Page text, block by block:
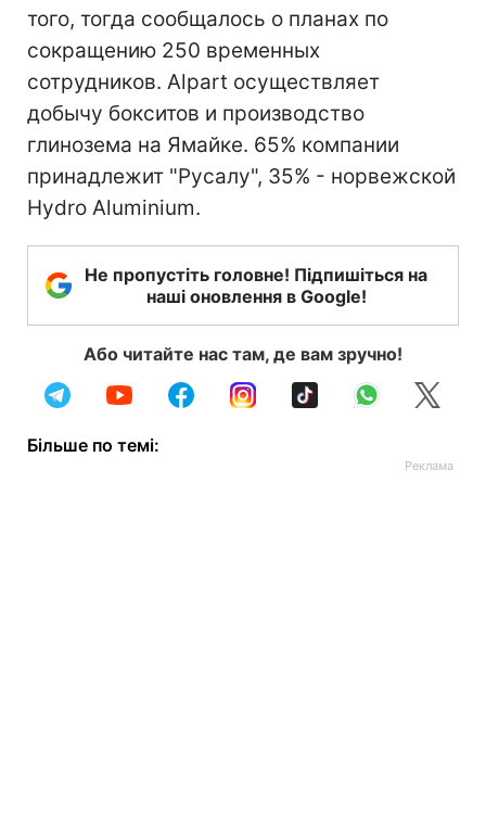
того, тогда сообщалось о планах по
сокращению 250 временных
сотрудников. Alpart осуществляет
добычу бокситов и производство
глинозема на Ямайке. 65% компании
принадлежит "Русалу", 35% - норвежской
Hydro Aluminium.
Не пропустіть головне! Підпишіться на
наші оновлення в Google!
Або читайте нас там, де вам зручно!
Більше по темі: